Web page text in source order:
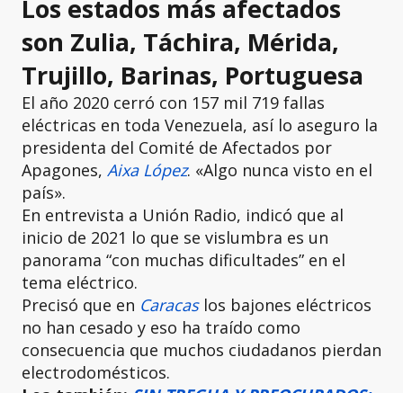
Los estados más afectados
son Zulia, Táchira, Mérida,
Trujillo, Barinas, Portuguesa
El año 2020 cerró con 157 mil 719 fallas
eléctricas en toda Venezuela, así lo aseguro la
presidenta del Comité de Afectados por
Apagones, Aixa López. «Algo nunca visto en el
país».
En entrevista a Unión Radio, indicó que al
inicio de 2021 lo que se vislumbra es un
panorama “con muchas dificultades” en el
tema eléctrico.
Precisó que en Caracas los bajones eléctricos
no han cesado y eso ha traído como
consecuencia que muchos ciudadanos pierdan
electrodomésticos.